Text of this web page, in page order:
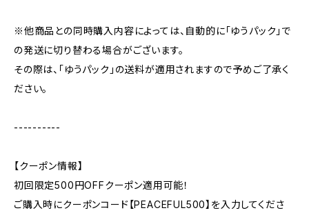
※他商品との同時購入内容によっては、自動的に「ゆうパック」で
の発送に切り替わる場合がございます。
その際は、「ゆうパック」の送料が適用されますので予めご了承く
ださい。
----------
【クーポン情報】
初回限定500円OFFクーポン適用可能！
ご購入時にクーポンコード【PEACEFUL500】を入力してくださ